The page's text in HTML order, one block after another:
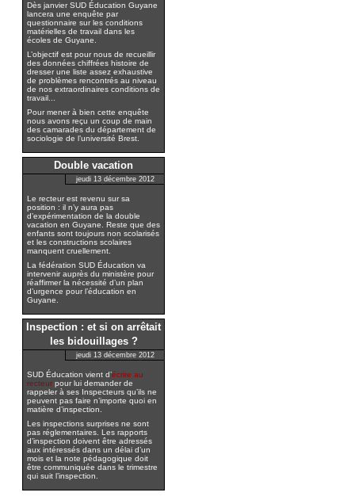
Dès janvier SUD Éducation Guyane
lancera une enquête par
questionnaire sur les conditions
matérielles de travail dans les
écoles de Guyane.
L’objectif est pour nous de recueillir
des données chiffrées histoire de
dresser une liste assez exhaustive
de problèmes rencontrés au niveau
de nos extraordinaires conditions de
travail...
Pour mener à bien cette enquête
nous avons reçu un coup de main
des camarades du département de
sociologie de l’université Brest.
Double vacation
jeudi 13 décembre 2012
Le recteur est revenu sur sa
position : il n’y aura pas
d’expérimentation de la double
vacation en Guyane. Reste que des
enfants sont toujours non scolarisés
et les constructions scolaires
manquent cruellement.
La fédération SUD Éducation va
intervenir auprès du ministère pour
réaffirmer la nécessité d’un plan
d’urgence pour l’éducation en
Guyane.
Inspection : et si on arrêtait
les bidouillages ?
jeudi 13 décembre 2012
SUD Éducation vient d’écrire au
recteur pour lui demander de
rappeler à ses Inspecteurs qu’ils ne
peuvent pas faire n’importe quoi en
matière d’inspection.
Les inspections surprises ne sont
pas réglementaires. Les rapports
d’inspection doivent être adressés
aux intéressés dans un délai d’un
mois et la note pédagogique doit
être communiquée dans le trimestre
qui suit l’inspection.